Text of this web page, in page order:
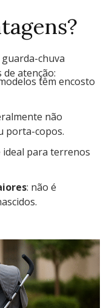
chuva
atenção:
têm encosto
não
porta-copos.
ideal para terrenos
: não é